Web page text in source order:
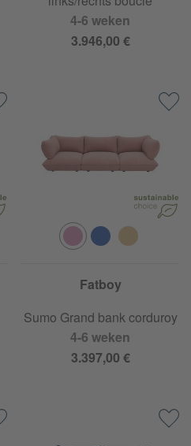
4-6 weken
3.946,00 €
Fatboy
Sumo Grand bank corduroy
4-6 weken
3.397,00 €